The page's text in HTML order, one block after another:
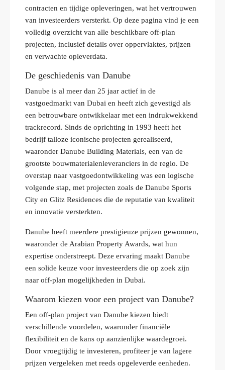
contracten en tijdige opleveringen, wat het vertrouwen
van investeerders versterkt. Op deze pagina vind je een
volledig overzicht van alle beschikbare off-plan
projecten, inclusief details over oppervlaktes, prijzen
en verwachte opleverdata.
De geschiedenis van Danube
Danube is al meer dan 25 jaar actief in de
vastgoedmarkt van Dubai en heeft zich gevestigd als
een betrouwbare ontwikkelaar met een indrukwekkend
trackrecord. Sinds de oprichting in 1993 heeft het
bedrijf talloze iconische projecten gerealiseerd,
waaronder Danube Building Materials, een van de
grootste bouwmaterialenleveranciers in de regio. De
overstap naar vastgoedontwikkeling was een logische
volgende stap, met projecten zoals de Danube Sports
City en Glitz Residences die de reputatie van kwaliteit
en innovatie versterkten.
Danube heeft meerdere prestigieuze prijzen gewonnen,
waaronder de Arabian Property Awards, wat hun
expertise onderstreept. Deze ervaring maakt Danube
een solide keuze voor investeerders die op zoek zijn
naar off-plan mogelijkheden in Dubai.
Waarom kiezen voor een project van Danube?
Een off-plan project van Danube kiezen biedt
verschillende voordelen, waaronder financiële
flexibiliteit en de kans op aanzienlijke waardegroei.
Door vroegtijdig te investeren, profiteer je van lagere
prijzen vergeleken met reeds opgeleverde eenheden.